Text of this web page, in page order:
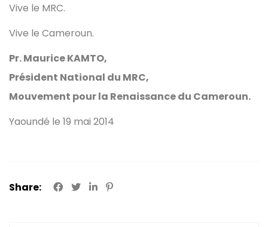
Vive le MRC.
Vive le Cameroun.
Pr. Maurice KAMTO,
Président National du MRC,
Mouvement pour la Renaissance du Cameroun.
Yaoundé le 19 mai 2014
Share: